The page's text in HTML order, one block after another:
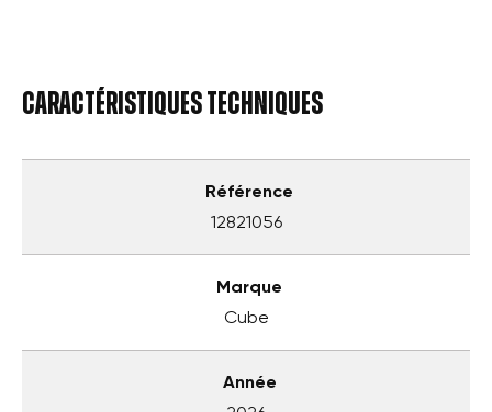
Caractéristiques techniques
Référence
12821056
Marque
Cube
Année